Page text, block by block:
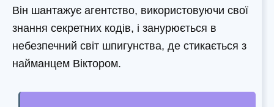
Він шантажує агентство, використовуючи свої
знання секретних кодів, і занурюється в
небезпечний світ шпигунства, де стикається з
найманцем Віктором.